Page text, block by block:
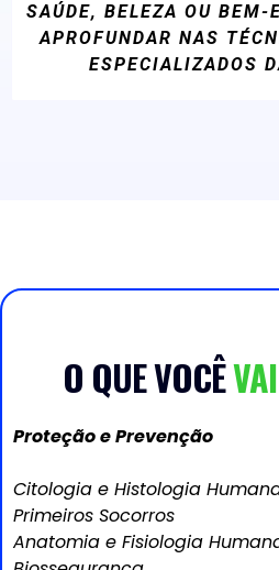
SAÚDE, BELEZA OU BEM-
APROFUNDAR NAS
ESPECIALIZADOS
O QUE VOCÊ
Proteção e Prevenção
Citologia e Histologia
Primeiros Socorros
Anatomia e Fisiologia